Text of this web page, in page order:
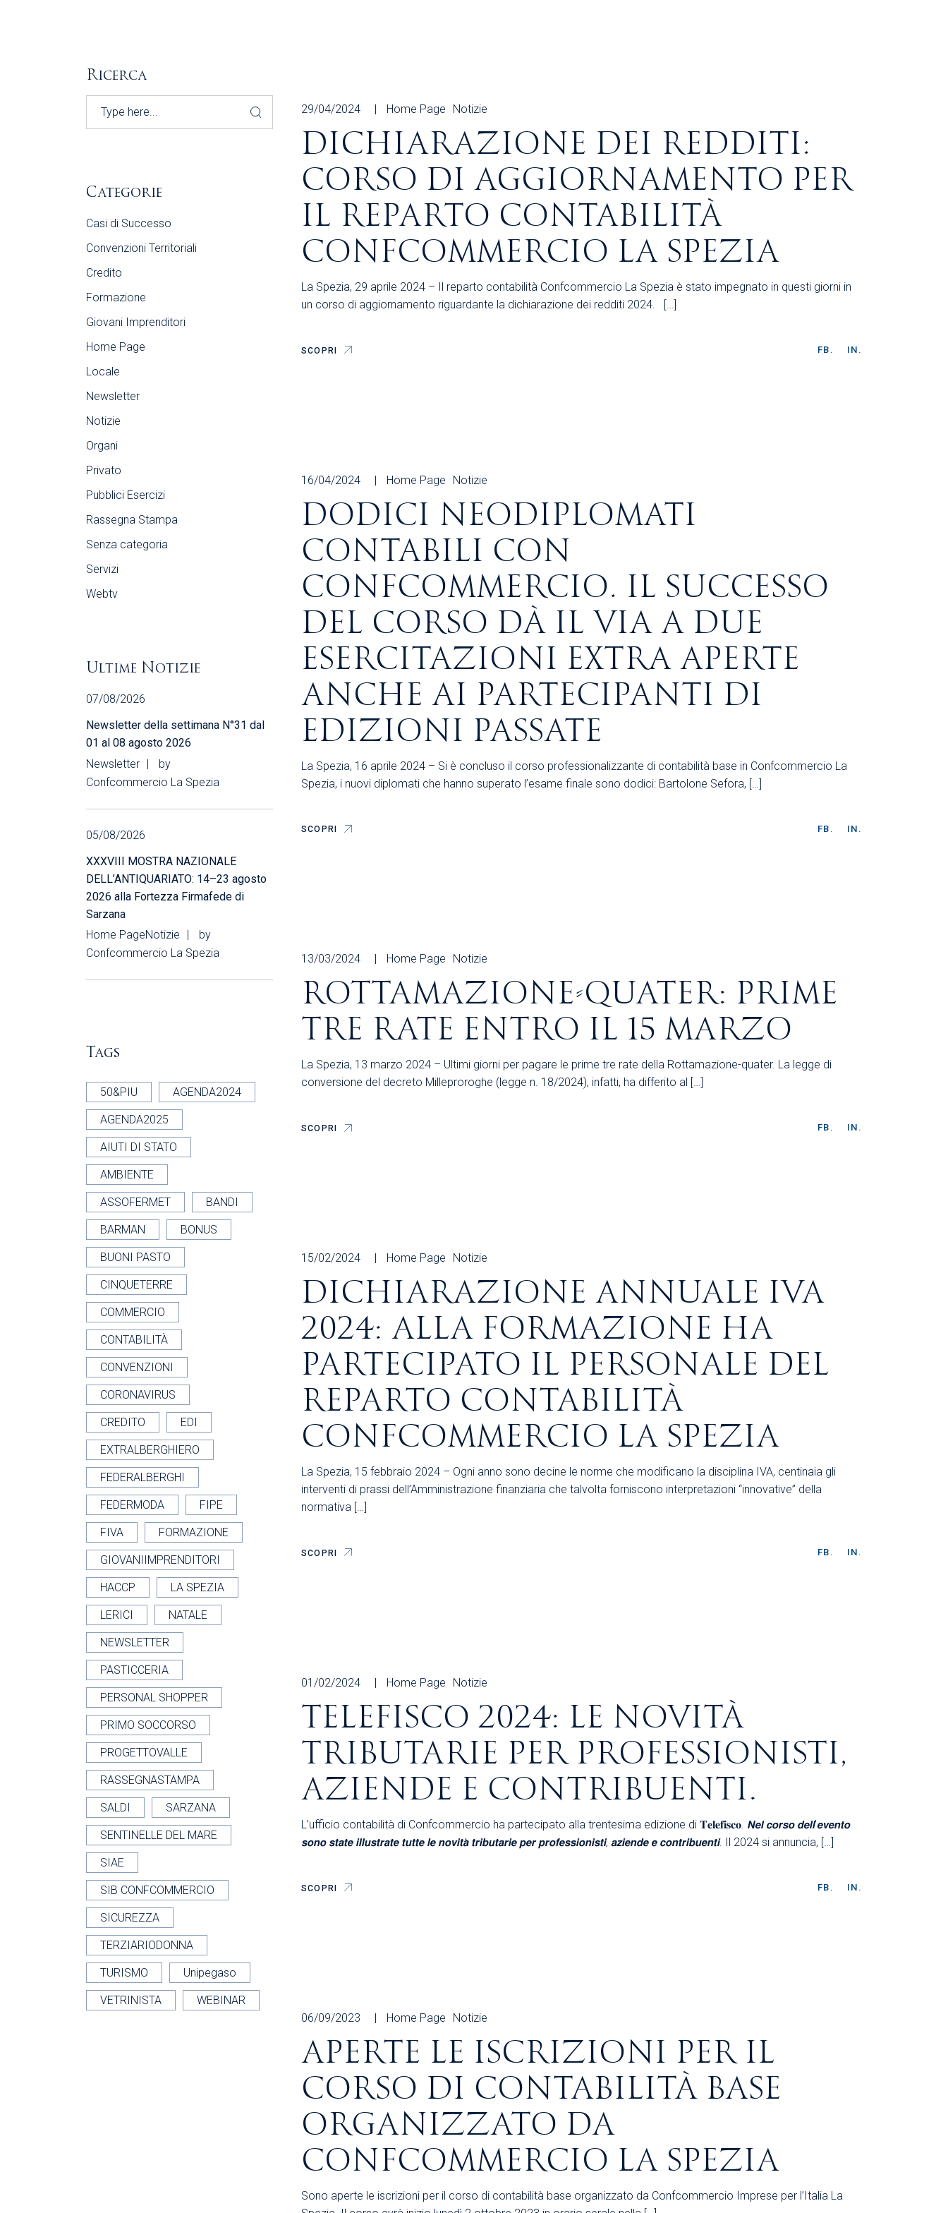
privacy e ambiente
29/04/2024 Home Page Notizie
DICHIARAZIONE DEI REDDITI:
CORSO DI AGGIORNAMENTO PER
IL REPARTO CONTABILITÀ
CONFCOMMERCIO LA SPEZIA
La Spezia, 29 aprile 2024 – Il reparto contabilità Confcommercio La Spezia è stato impegnato in questi giorni in
un corso di aggiornamento riguardante la dichiarazione dei redditi 2024. […]
SCOPRI FB. IN.
16/04/2024 Home Page Notizie
DODICI NEODIPLOMATI
CONTABILI CON
CONFCOMMERCIO. IL SUCCESSO
DEL CORSO DÀ IL VIA A DUE
ESERCITAZIONI EXTRA APERTE
ANCHE AI PARTECIPANTI DI
EDIZIONI PASSATE
La Spezia, 16 aprile 2024 – Si è concluso il corso professionalizzante di contabilità base in Confcommercio La
Spezia, i nuovi diplomati che hanno superato l’esame finale sono dodici: Bartolone Sefora, […]
SCOPRI FB. IN.
13/03/2024 Home Page Notizie
ROTTAMAZIONE-QUATER: PRIME
TRE RATE ENTRO IL 15 MARZO
La Spezia, 13 marzo 2024 – Ultimi giorni per pagare le prime tre rate della Rottamazione-quater. La legge di
conversione del decreto Milleproroghe (legge n. 18/2024), infatti, ha differito al […]
SCOPRI FB. IN.
15/02/2024 Home Page Notizie
DICHIARAZIONE ANNUALE IVA
2024: ALLA FORMAZIONE HA
PARTECIPATO IL PERSONALE DEL
REPARTO CONTABILITÀ
CONFCOMMERCIO LA SPEZIA
La Spezia, 15 febbraio 2024 – Ogni anno sono decine le norme che modificano la disciplina IVA, centinaia gli
interventi di prassi dell’Amministrazione finanziaria che talvolta forniscono interpretazioni “innovative” della
normativa […]
SCOPRI FB. IN.
01/02/2024 Home Page Notizie
TELEFISCO 2024: LE NOVITÀ
TRIBUTARIE PER PROFESSIONISTI,
AZIENDE E CONTRIBUENTI.
L’ufficio contabilità di Confcommercio ha partecipato alla trentesima edizione di 𝐓𝐞𝐥𝐞𝐟𝐢𝐬𝐜𝐨. 𝙉𝙚𝙡 𝙘𝙤𝙧𝙨𝙤 𝙙𝙚𝙡𝙡’𝙚𝙫𝙚𝙣𝙩𝙤
𝙨𝙤𝙣𝙤 𝙨𝙩𝙖𝙩𝙚 𝙞𝙡𝙡𝙪𝙨𝙩𝙧𝙖𝙩𝙚 𝙩𝙪𝙩𝙩𝙚 𝙡𝙚 𝙣𝙤𝙫𝙞𝙩𝙖̀ 𝙩𝙧𝙞𝙗𝙪𝙩𝙖𝙧𝙞𝙚 𝙥𝙚𝙧 𝙥𝙧𝙤𝙛𝙚𝙨𝙨𝙞𝙤𝙣𝙞𝙨𝙩𝙞, 𝙖𝙯𝙞𝙚𝙣𝙙𝙚 𝙚 𝙘𝙤𝙣𝙩𝙧𝙞𝙗𝙪𝙚𝙣𝙩𝙞. Il 2024 si annuncia, […]
SCOPRI FB. IN.
06/09/2023 Home Page Notizie
APERTE LE ISCRIZIONI PER IL
CORSO DI CONTABILITÀ BASE
ORGANIZZATO DA
CONFCOMMERCIO LA SPEZIA
Sono aperte le iscrizioni per il corso di contabilità base organizzato da Confcommercio Imprese per l’Italia La
Ricerca
Search
Categorie
Casi di Successo
Convenzioni Territoriali
Credito
Formazione
Giovani Imprenditori
Home Page
Locale
Newsletter
Notizie
Organi
Privato
Pubblici Esercizi
Rassegna Stampa
Senza categoria
Servizi
Webtv
Ultime Notizie
07/08/2026
Newsletter della settimana N°31 dal
01 al 08 agosto 2026
Newsletter
by
Confcommercio La Spezia
05/08/2026
XXXVIII MOSTRA NAZIONALE
DELL’ANTIQUARIATO: 14–23 agosto
2026 alla Fortezza Firmafede di
Sarzana
Home PageNotizie
by
Confcommercio La Spezia
Tags
50&PIU AGENDA2024
AGENDA2025
AIUTI DI STATO
AMBIENTE
ASSOFERMET BANDI
BARMAN BONUS
BUONI PASTO
CINQUETERRE
COMMERCIO
CONTABILITÀ
CONVENZIONI
CORONAVIRUS
CREDITO EDI
EXTRALBERGHIERO
FEDERALBERGHI
FEDERMODA FIPE
FIVA FORMAZIONE
GIOVANIIMPRENDITORI
HACCP LA SPEZIA
LERICI NATALE
NEWSLETTER
PASTICCERIA
PERSONAL SHOPPER
PRIMO SOCCORSO
PROGETTOVALLE
RASSEGNASTAMPA
SALDI SARZANA
SENTINELLE DEL MARE
SIAE
SIB CONFCOMMERCIO
SICUREZZA
TERZIARIODONNA
TURISMO Unipegaso
VETRINISTA WEBINAR